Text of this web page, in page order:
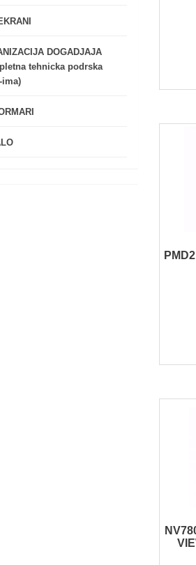
DOGADJAJA
tehnicka podrska
ima)